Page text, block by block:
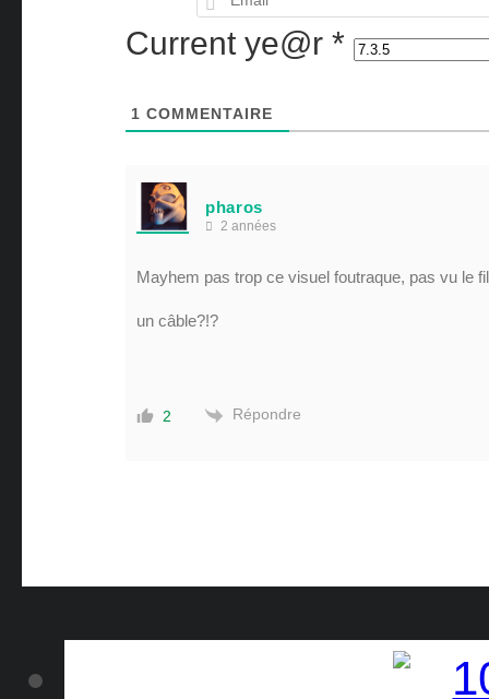
Current ye@r *
1 COMMENTAIRE
pharos
2 années
Mayhem pas trop ce visuel foutraque, pas vu le
un câble?!?
2 Répondre